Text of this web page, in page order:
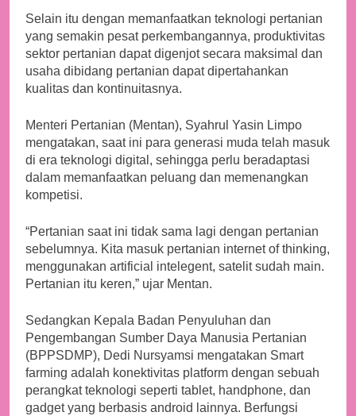
Selain itu dengan memanfaatkan teknologi pertanian
yang semakin pesat perkembangannya, produktivitas
sektor pertanian dapat digenjot secara maksimal dan
usaha dibidang pertanian dapat dipertahankan
kualitas dan kontinuitasnya.
Menteri Pertanian (Mentan), Syahrul Yasin Limpo
mengatakan, saat ini para generasi muda telah masuk
di era teknologi digital, sehingga perlu beradaptasi
dalam memanfaatkan peluang dan memenangkan
kompetisi.
“Pertanian saat ini tidak sama lagi dengan pertanian
sebelumnya. Kita masuk pertanian internet of thinking,
menggunakan artificial intelegent, satelit sudah main.
Pertanian itu keren,” ujar Mentan.
Sedangkan Kepala Badan Penyuluhan dan
Pengembangan Sumber Daya Manusia Pertanian
(BPPSDMP), Dedi Nursyamsi mengatakan Smart
farming adalah konektivitas platform dengan sebuah
perangkat teknologi seperti tablet, handphone, dan
gadget yang berbasis android lainnya. Berfungsi